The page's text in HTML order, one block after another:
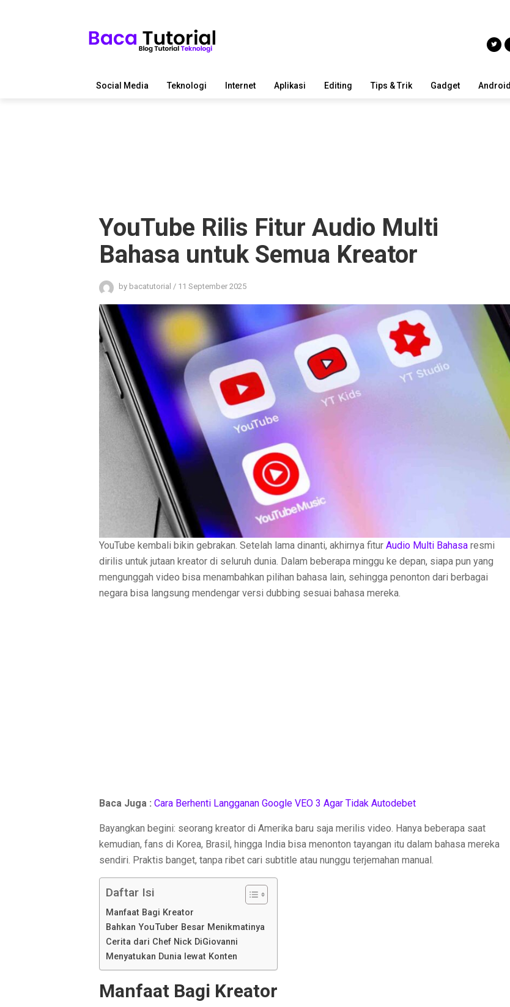
Social Media Teknologi Internet Aplikasi Editing Tips & Trik Gadget Android
YouTube Rilis Fitur Audio Multi
Bahasa untuk Semua Kreator
by bacatutorial / 11 September 2025
YouTube kembali bikin gebrakan. Setelah lama dinanti, akhirnya fitur Audio Multi Bahasa resmi
dirilis untuk jutaan kreator di seluruh dunia. Dalam beberapa minggu ke depan, siapa pun yang
mengunggah video bisa menambahkan pilihan bahasa lain, sehingga penonton dari berbagai
negara bisa langsung mendengar versi dubbing sesuai bahasa mereka.
Baca Juga : Cara Berhenti Langganan Google VEO 3 Agar Tidak Autodebet
Bayangkan begini: seorang kreator di Amerika baru saja merilis video. Hanya beberapa saat
kemudian, fans di Korea, Brasil, hingga India bisa menonton tayangan itu dalam bahasa mereka
sendiri. Praktis banget, tanpa ribet cari subtitle atau nunggu terjemahan manual.
Daftar Isi
Manfaat Bagi Kreator
Bahkan YouTuber Besar Menikmatinya
Cerita dari Chef Nick DiGiovanni
Menyatukan Dunia lewat Konten
Manfaat Bagi Kreator